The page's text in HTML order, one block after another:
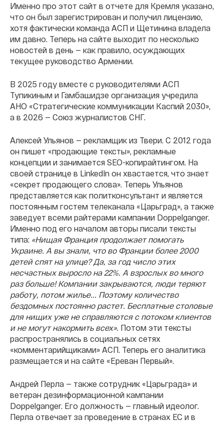
Именно про этот сайт в отчете для Кремля указано,
что он был зарегистрирован и получил лицензию,
хотя фактически команда АСП и Щетинина владела
им давно. Теперь на сайте выходит по несколько
новостей в день — как правило, осуждающих
текущее руководство Армении.
В 2025 году вместе с руководителями АСП
Тупикиным и Гамбашидзе организация учредила
АНО «Стратегические коммуникации Каспий 2030»,
а в 2026 — Союз журналистов СНГ.
Алексей Ульянов — рекламщик из Твери. С 2012 года
он пишет «продающие тексты», рекламные
концепции и занимается SEO-копирайтингом. На
своей странице в LinkedIn он хвастается, что знает
«секрет продающего слова». Теперь Ульянов
представляется как политконсультант и является
постоянным гостем телеканала «Царьград», а также
заведует всеми райтерами кампании Doppelganger.
Именно под его началом авторы писали тексты
типа: «Нищая Франция продолжает помогать
Украине. А вы знали, что во Франции более 2000
детей спят на улице? Да, за год число этих
несчастных выросло на 22%. А взрослых во много
раз больше! Компании закрываются, люди теряют
работу, потом жилье... Поэтому количество
бездомных постоянно растет. Бесплатные столовые
для нищих уже не справляются с потоком клиентов
и не могут накормить всех». Потом эти тексты
распространялись в социальных сетях
«комментарийщиками» АСП. Теперь его аналитика
размещается и на сайте «Ереван Первый».
Андрей Перла — также сотрудник «Царьграда» и
ветеран дезинформационной кампании
Doppelganger. Его должность — главный идеолог.
Перла отвечает за проведение в странах ЕС и в